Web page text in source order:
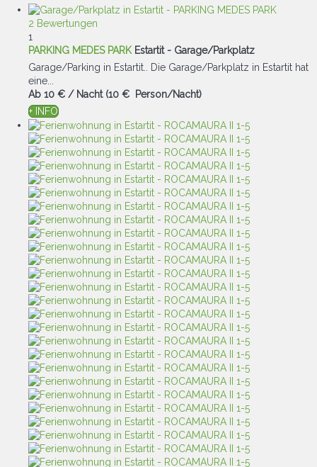
2 Bewertungen
1
PARKING MEDES PARK Estartit - Garage/Parkplatz
Garage/Parking in Estartit.. Die Garage/Parkplatz in Estartit hat
eine...
Ab 10 € / Nacht (10 € Person/Nacht)
+ INFO